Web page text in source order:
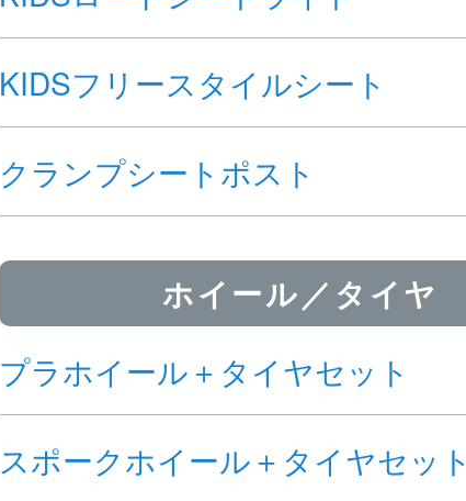
KIDSフリースタイルシート
クランプシートポスト
ホイール／タイヤ
プラホイール＋タイヤセット
スポークホイール＋タイヤセット